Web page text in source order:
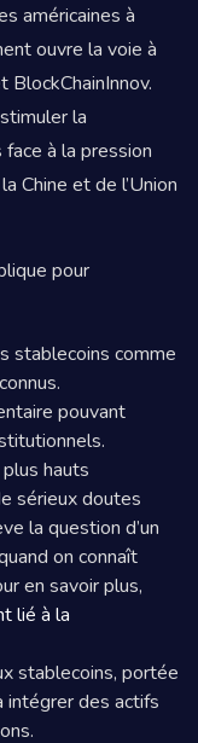
américaines à
ouvre la voie à
la
à la pression
Chine et de l’Union
pour
stablecoins comme
pouvant
hauts
sérieux doutes
la question d’un
on connaît
en savoir plus,
lié à la
stablecoins, portée
intégrer des actifs